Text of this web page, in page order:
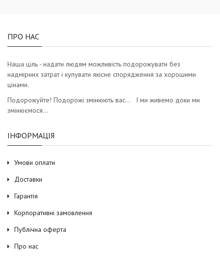
ПРО НАС
Наша ціль - надати людям можливість подорожувати без
надмірних затрат і купувати якісне спорядження за хорошими
цінами.
Подорожуйте! Подорожі змінюють вас… І ми живемо доки ми
змінюємося…
ІНФОРМАЦІЯ
Умови оплати
Доставки
Гарантія
Корпоративні замовлення
Публічна оферта
Про нас